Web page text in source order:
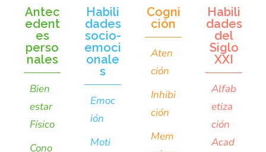
Antec
edent
es
perso
nales
Bien
estar
Físico
Cono
Habili
dades
socio-
emoci
onale
s
Emoc
ión
Moti
Cogni
ción
Aten
ción
Inhibi
ción
Mem
Habili
dades
del
Siglo
XXI
Alfab
etiza
ción
Acad